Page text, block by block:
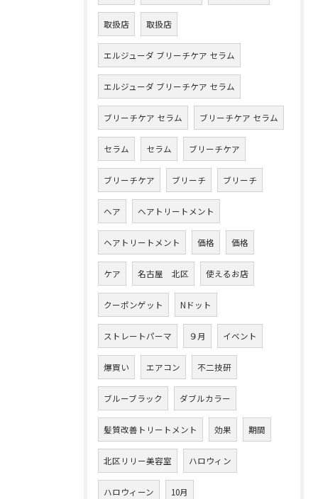
取扱店 取扱店
エルジューダ ブリーチケア セラム
エルジューダ ブリーチケア セラム
ブリーチケア セラム ブリーチケア セラム
セラム セラム ブリーチケア
ブリーチケア ブリーチ ブリーチ
ヘア ヘアトリートメント
ヘアトリートメント 価格 価格
ケア 名古屋 北区 使えるお店
クーポンゲット Nドット
ストレートパーマ ９月 イベント
爆買い エアコン 不二技研
ブルーブラック ダブルカラー
髪質改善トリートメント 効果 期間
北区リリー美容室 ハロウィン
ハロウィーン 10月